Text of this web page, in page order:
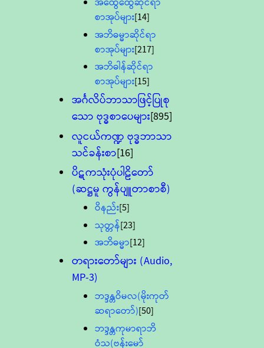
စာအုပ်များ[14]
အဘိဓမ္မာဆိုင်ရာ
စာအုပ်များ[217]
အဘိဓါန်ဆိုင်ရာ
စာအုပ်များ[15]
အင်္ဂလိပ်ဘာသာဖြင့်ပြုစု
သော ဗုဒ္ဓစာပေများ[895]
လူငယ်ကဏ္ဍ ဗုဒ္ဓဘာသာ
သင်ခန်းစာ[16]
ပိဋကသုံးပုံပါဠိတော်
(ဆဋ္ဌမူ ကွန်ပျူတာစာစီ)
ဝိနည်း[5]
သုတ္တန်[23]
အဘိဓမ္မာ[12]
တရားတော်များ (Audio,
MP-3)
ဘဒ္ဒန္တဝိမလ(မိုးကုတ်
ဆရာတော်)[50]
ဘဒ္ဒန္တကုမာရာဘိ
ဝံသ(ဗန်းမော်